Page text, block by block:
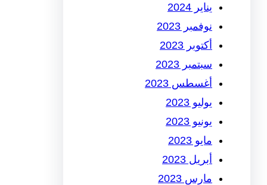
يناير 2024
نوفمبر 2023
أكتوبر 2023
سبتمبر 2023
أغسطس 2023
يوليو 2023
يونيو 2023
مايو 2023
أبريل 2023
مارس 2023